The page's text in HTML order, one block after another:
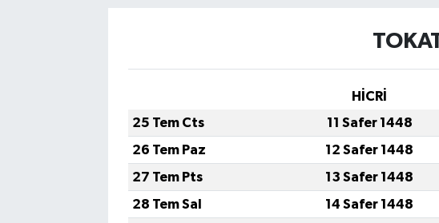
HİCRİ
25 Tem Cts
11 Safer 1448
26 Tem Paz
12 Safer 1448
27 Tem Pts
13 Safer 1448
28 Tem Sal
14 Safer 1448